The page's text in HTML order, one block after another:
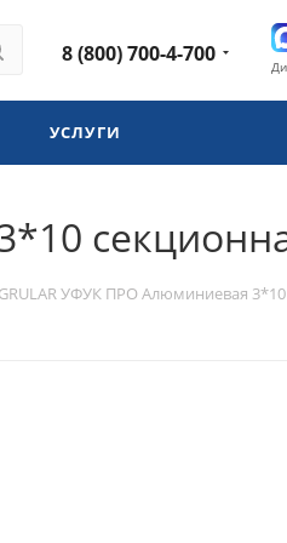
8 (800) 700-4-700
УСЛУГИ
УФУК ПРО Алюминиевая